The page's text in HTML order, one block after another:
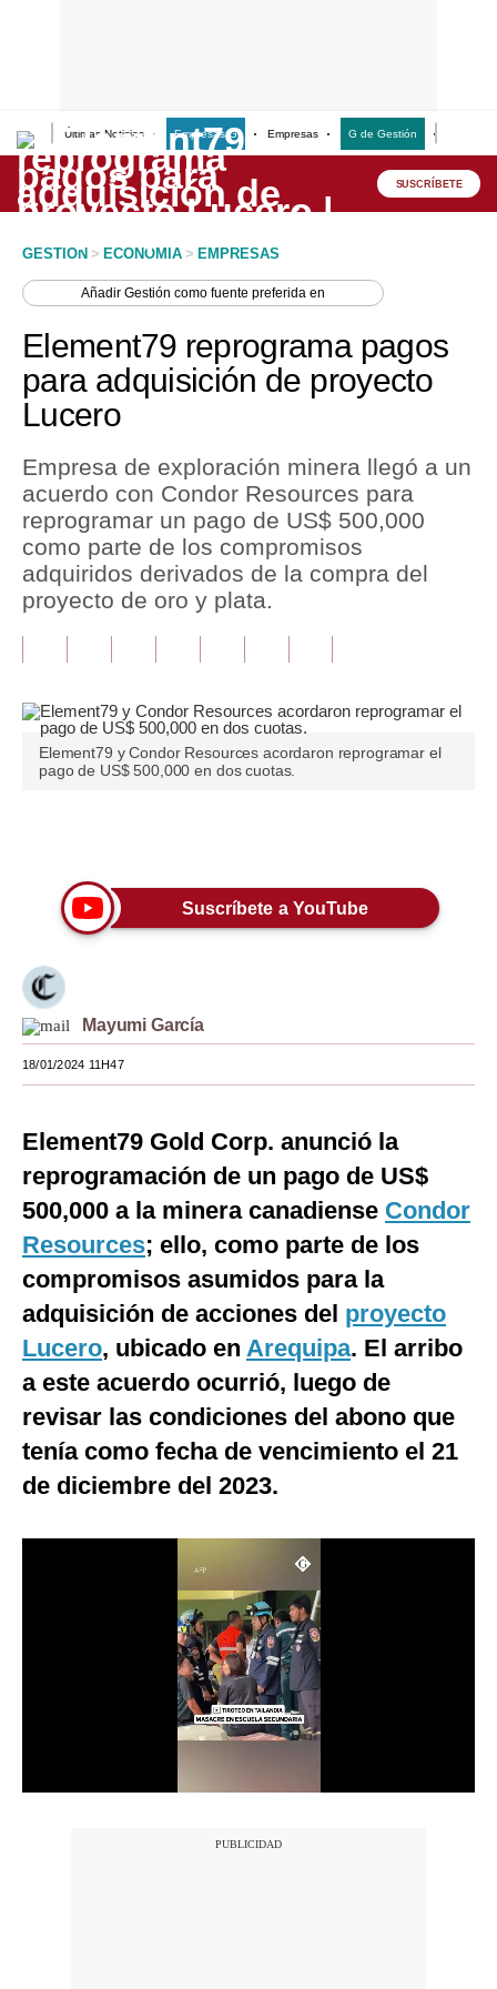
Últimas Noticias Empresas G Empresas G de Gestión
Lo último
Peru Quiosco
Economía
Mercados
Política
Tu Dinero
Finanzas Personales
Opinión
Editorial
Tendencias
Lujo
Viajes
Moda
Estilos
México
España
Internacional
Tecnología
Club del Suscriptor
Mix
gestion.pe
SUSCRÍBETE
GESTION > ECONOMIA > EMPRESAS
AñadirGestión como fuente preferida en
Element79 reprograma pagos
para adquisición de proyecto
Lucero
Empresa de exploración minera llegó a un
acuerdo con Condor Resources para
reprogramar un pago de US$ 500,000
como parte de los compromisos
adquiridos derivados de la compra del
proyecto de oro y plata.
Element79 y Condor Resources acordaron reprogramar el
pago de US$ 500,000 en dos cuotas.
Suscríbete a YouTube
Mayumi García
18/01/2024 11H47
Element79 Gold Corp. anunció la
reprogramación de un pago de US$
500,000 a la minera canadiense Condor
Resources; ello, como parte de los
compromisos asumidos para la
adquisición de acciones del proyecto
Lucero, ubicado en Arequipa. El arribo
a este acuerdo ocurrió, luego de
revisar las condiciones del abono que
tenía como fecha de vencimiento el 21
de diciembre del 2023.